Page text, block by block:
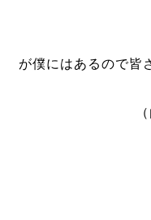
が僕にはあるので皆